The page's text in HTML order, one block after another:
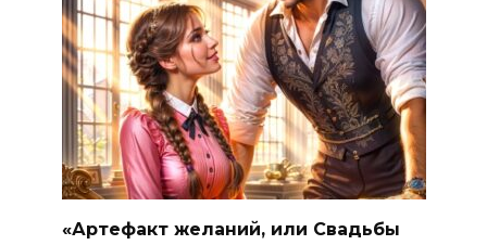
«Артефакт желаний, или Свадьбы